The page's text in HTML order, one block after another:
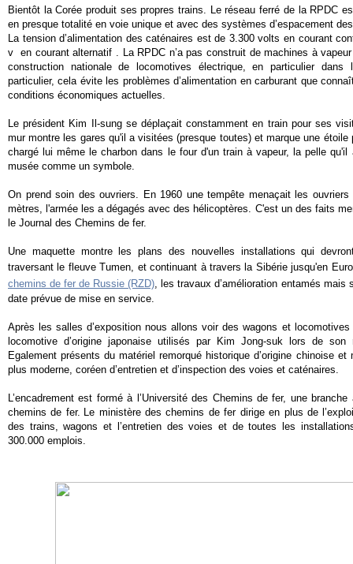
Bientôt la Corée produit ses propres trains. Le réseau ferré de la RPDC
en presque totalité en voie unique et avec des systèmes d’espacement
La tension d’alimentation des caténaires est de 3.300 volts en courant
v en courant alternatif . La RPDC n’a pas construit de machines à
construction nationale de locomotives électrique, en particulier
particulier, cela évite les problèmes d’alimentation en carburant que
conditions économiques actuelles.
Le président Kim Il-sung se déplaçait constamment en train pour ses
mur montre les gares qu'il a visitées (presque toutes) et marque une
chargé lui même le charbon dans le four d'un train à vapeur, la pelle
musée comme un symbole.
On prend soin des ouvriers. En 1960 une tempête menaçait les
mètres, l'armée les a dégagés avec des hélicoptères. C'est un des faits
le Journal des Chemins de fer.
Une maquette montre les plans des nouvelles installations qui
traversant le fleuve Tumen, et continuant à travers la Sibérie jusqu'en
chemins de fer de Russie (RZD) , les travaux d’amélioration entamés
date prévue de mise en service.
Après les salles d’exposition nous allons voir des wagons et
locomotive d’origine japonaise utilisés par Kim Jong-suk lors de
Egalement présents du matériel remorqué historique d’origine chinoise
plus moderne, coréen d’entretien et d’inspection des voies et caténaires.
L’encadrement est formé à l’Université des Chemins de fer, une
chemins de fer. Le ministère des chemins de fer dirige en plus de
des trains, wagons et l’entretien des voies et de toutes les
300.000 emplois.